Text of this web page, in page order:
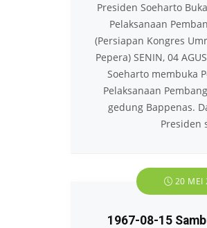
Presiden Soeharto
Pelaksanaan
(Persiapan Kongres
Pepera) SENIN, 04
Soeharto membuka
Pelaksanaan
gedung Bappenas.
Presiden
20 MEI
1967-08-15